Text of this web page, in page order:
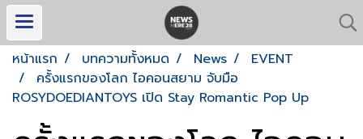
หน้าแรก บทความทั้งหมด News
EVENT
ครั้งแรกของโลก ไอคอนสยาม จับมือ
ROSYDOEDIANTOYS เปิด Stay Romantic Pop Up